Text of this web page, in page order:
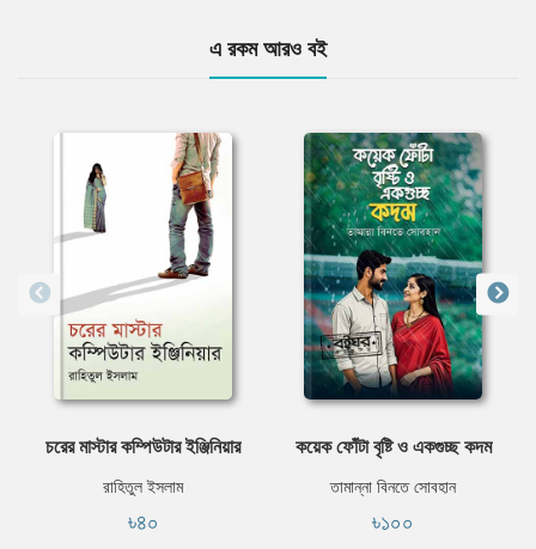
এ রকম আরও বই
চরের মাস্টার কম্পিউটার ইঞ্জিনিয়ার
রাহিতুল ইসলাম
৳৪০
কয়েক ফোঁটা বৃষ্টি ও একগুচ্ছ কদম
তামান্না বিনতে সোবহান
৳১০০